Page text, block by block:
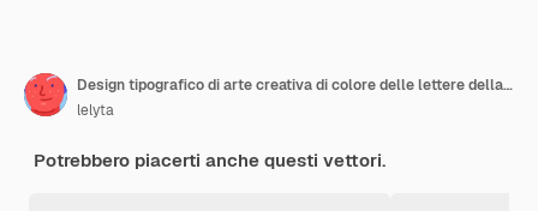
Design tipografico di arte creativa di colore delle lettere della bandiera americana fatte a mano
lelyta
Potrebbero piacerti anche questi vettori.